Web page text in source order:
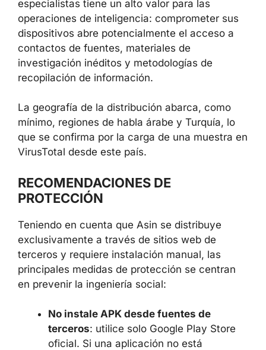
especialistas tiene un alto valor para las
operaciones de inteligencia: comprometer sus
dispositivos abre potencialmente el acceso a
contactos de fuentes, materiales de
investigación inéditos y metodologías de
recopilación de información.
La geografía de la distribución abarca, como
mínimo, regiones de habla árabe y Turquía, lo
que se confirma por la carga de una muestra en
VirusTotal desde este país.
RECOMENDACIONES DE
PROTECCIÓN
Teniendo en cuenta que Asin se distribuye
exclusivamente a través de sitios web de
terceros y requiere instalación manual, las
principales medidas de protección se centran
en prevenir la ingeniería social:
No instale APK desde fuentes de
terceros: utilice solo Google Play Store
oficial. Si una aplicación no está